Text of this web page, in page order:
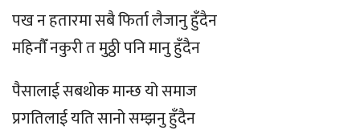
पख न हतारमा सबै फिर्ता लैजानु हुँदैन
महिनाैँ नकुरी त मुठ्ठी पनि मानु हुँदैन
पैसालाई सबथोक मान्छ यो समाज
प्रगतिलाई यति सानो सम्झनु हुँदैन